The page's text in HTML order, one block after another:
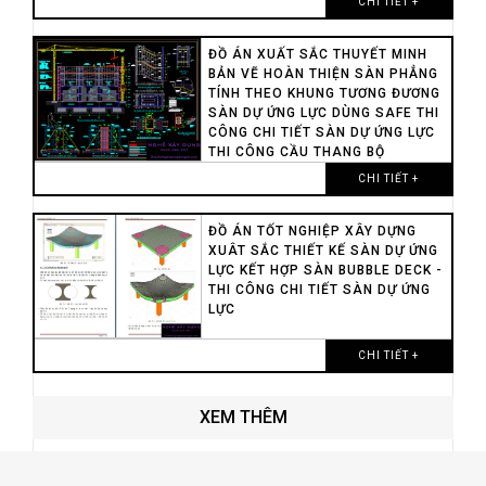
hiệu ứng của lực căng trong kết cấu nhà nhiều
tầng trong hầu hết các công trình xây dựng
đều không được xét đến và thườn bỏ qua, dẫn
đến ảnh hưởng đến chất lượng của công
trình.
Đồ án có tính toán và so sánh cả hai trường
hợp thiết kế khung có xét và không đến thành
phần ứng lực trước trong sàn vào khung nhà
§
Sơ đồ tính coi chân cột là ngàm cứng tại
mặt móng (không có chuyển vị thẳng đứng,
chuyển vị ngang và chuyển vị xoay) là
chưa đúng với sự làm việc thực tế của kết
cấu
Sơ đồ cắt rời kết cấu bên trên và móng bên
dưới tại chân cột với quan niệm chân cột
chân cột với sơ đồ trên để tính móng là chưa
ĐỒ ÁN XUẤT SẮC THUYẾT MINH
BẢN VẼ HOÀN THIỆN SÀN PHẲNG
TÍNH THEO KHUNG TƯƠNG ĐƯƠNG
SÀN DỰ ỨNG LỰC DÙNG SAFE THI
CÔNG CHI TIẾT SÀN DỰ ỨNG LỰC
THI CÔNG CẦU THANG BỘ
CHI TIẾT +
ĐỒ ÁN TỐT NGHIỆP XÂY DỰNG
XUÂT SẮC THIẾT KẾ SÀN DỰ ỨNG
LỰC KẾT HỢP SÀN BUBBLE DECK -
THI CÔNG CHI TIẾT SÀN DỰ ỨNG
LỰC
CHI TIẾT +
XEM THÊM